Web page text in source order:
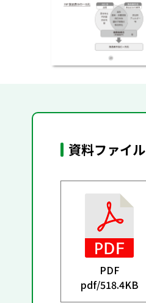
資料ファイル
PDF
pdf/518.4KB